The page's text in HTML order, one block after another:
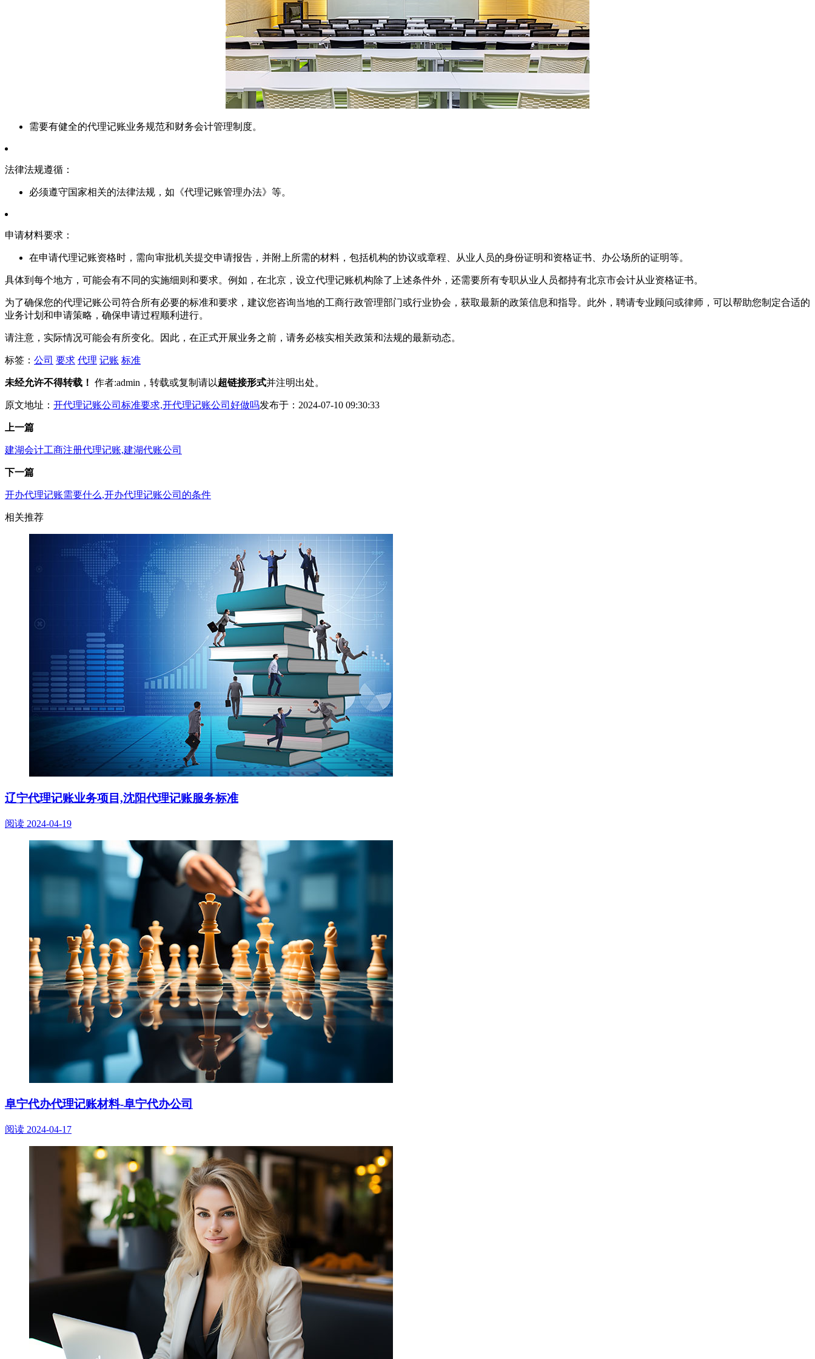
需要有健全的代理记账业务规范和财务会计管理制度。
法律法规遵循：
必须遵守国家相关的法律法规，如《代理记账管理办法》等。
申请材料要求：
在申请代理记账资格时，需向审批机关提交申请报告，并附上所需的材料，包括机构的协议或章程、从业人员的身份证明和资格证书、办公场所的证明等。
具体到每个地方，可能会有不同的实施细则和要求。例如，在北京，设立代理记账机构除了上述条件外，还需要所有专职从业人员都持有北京市会计从业资格证书。
为了确保您的代理记账公司符合所有必要的标准和要求，建议您咨询当地的工商行政管理部门或行业协会，获取最新的政策信息和指导。此外，聘请专业顾问或律师，可以帮助您制定合适的
业务计划和申请策略，确保申请过程顺利进行。
请注意，实际情况可能会有所变化。因此，在正式开展业务之前，请务必核实相关政策和法规的最新动态。
标签： 公司 要求 代理 记账 标准
未经允许不得转载！ 作者:admin，转载或复制请以超链接形式并注明出处。
原文地址： 开代理记账公司标准要求,开代理记账公司好做吗发布于：2024-07-10 09:30:33
上一篇
建湖会计工商注册代理记账,建湖代账公司
下一篇
开办代理记账需要什么,开办代理记账公司的条件
相关推荐
辽宁代理记账业务项目,沈阳代理记账服务标准
阅读 2024-04-19
阜宁代办代理记账材料-阜宁代办公司
阅读 2024-04-17